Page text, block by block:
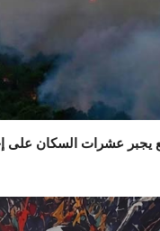
يجبر عشرات السكان على